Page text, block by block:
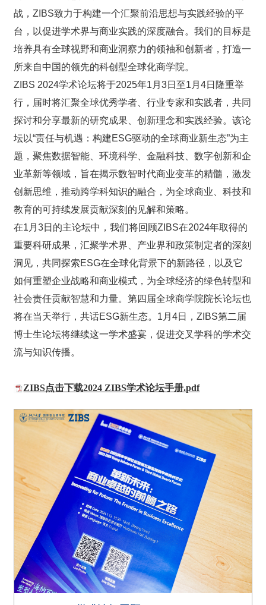
战，ZIBS致力于构建一个汇聚前沿思想与实践经验的平
台，以促进学术界与商业实践的深度融合。我们的目标是
培养具有全球视野和商业洞察力的领袖和创新者，打造一
所来自中国的领先的科创型全球化商学院。
ZIBS 2024学术论坛将于2025年1月3日至1月4日隆重举
行，届时将汇聚全球优秀学者、行业专家和实践者，共同
探讨和分享最新的研究成果、创新理念和实践经验。该论
坛以“责任与机遇：构建ESG驱动的全球商业新生态”为主
题，聚焦数据智能、环境科学、金融科技、数字创新和企
业革新等领域，旨在揭示数智时代商业变革的精髓，激发
创新思维，推动跨学科知识的融合，为全球商业、科技和
教育的可持续发展贡献深刻的见解和策略。
在1月3日的主论坛中，我们将回顾ZIBS在2024年取得的
重要科研成果，汇聚学术界、产业界和政策制定者的深刻
洞见，共同探索ESG在全球化背景下的新路径，以及它
如何重塑企业战略和商业模式，为全球经济的绿色转型和
社会责任贡献智慧和力量。第四届全球商学院院长论坛也
将在当天举行，共话ESG新生态。1月4日，ZIBS第二届
博士生论坛将继续这一学术盛宴，促进交叉学科的学术交
流与知识传播。
ZIBS点击下载2024 ZIBS学术论坛手册.pdf